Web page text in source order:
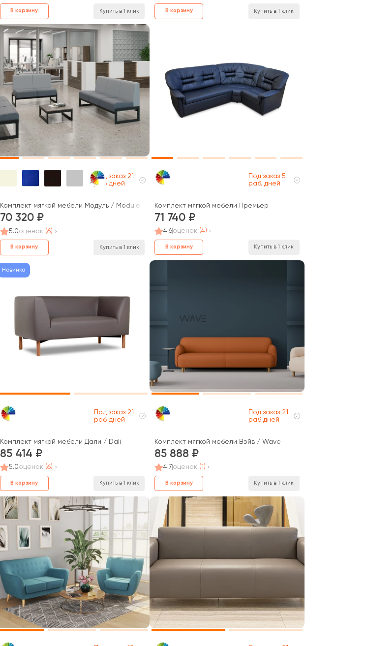
В корзину Купить в 1 клик В корзину Купить в 1 клик
Под заказ 21
раб дней
Комплект мягкой мебели Модуль / Module
70 320
5.0оценок (6)
В корзину Купить в 1 клик
Под заказ 5
раб. дней
Комплект мягкой мебели Премьер
71 740
4.6оценок (4)
В корзину Купить в 1 клик
Новинка
Под заказ 21
раб дней
Комплект мягкой мебели Дали / Dali
85 414
5.0оценок (6)
В корзину Купить в 1 клик
Под заказ 21
раб дней
Комплект мягкой мебели Вэйв / Wave
85 888
4.7оценок (1)
В корзину Купить в 1 клик